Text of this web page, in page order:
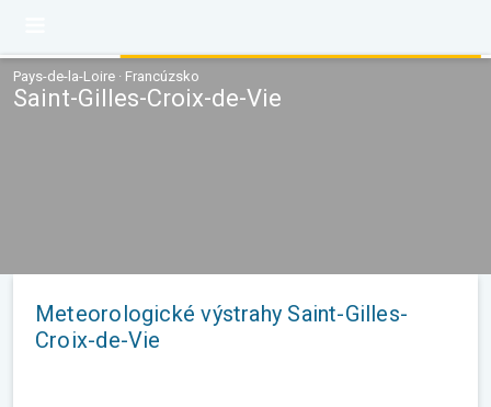
Pays-de-la-Loire · Francúzsko
Saint-Gilles-Croix-de-Vie
Meteorologické výstrahy Saint-Gilles-
Croix-de-Vie